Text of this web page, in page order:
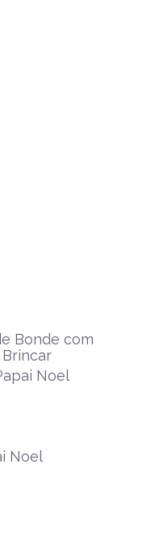
Bonde com
Noel
Noel